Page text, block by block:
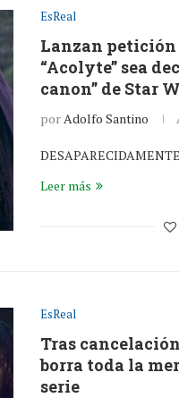
EsReal
Lanzan petición
“Acolyte” sea
canon” de Star
porAdolfo Santino
Leer más
EsReal
Tras
borra toda la
serie